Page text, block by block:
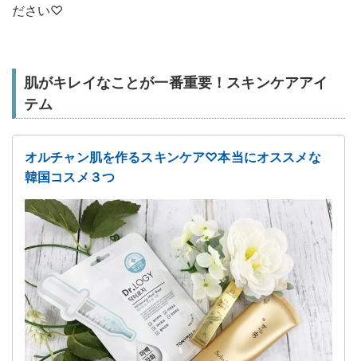
ださい♡
肌がキレイなことが一番重要！スキンケアアイ
テム
オルチャン肌を作るスキンケア♡本当にオススメな
韓国コスメ３つ